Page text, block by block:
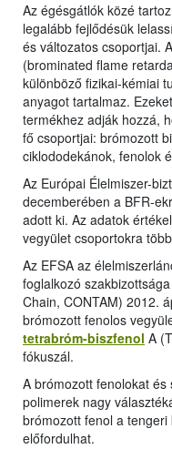
Az égésgátlók közé
legalább fejlődésük
és változatos csoportjai.
(brominated flame
különböző fizikai-kémiai
anyagot tartalmaz.
termékhez adják hozzá,
fő csoportjai: brómozott
ciklododekánok, fenolok
Az Európai Élelmiszer-
decemberében a BFR-
adott ki. Az adatok
vegyület csoportokra
Az EFSA az
foglalkozó
Chain, CONTAM) 2012.
brómozott fenolos
tetrabróm-biszfenol A
fókuszál.
A brómozott fenolokat
polimerek nagy
brómozott fenol a
előfordulhat.